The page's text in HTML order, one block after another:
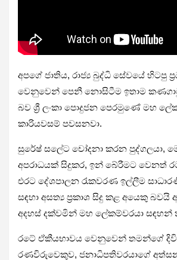
අපගේ ජාතිය, රාජ්‍ය බුද්ධි සේවයේ හිටපු
වෙනුවෙන් පෙනී නොසිටීම ඉතාම
බව ශ්‍රී ලංකා පොදුජන පෙරමුණේ මහ
කාරියවසම් පවසනවා.
සුරේෂ් සලේට චෝදනා කරන පුද්ගලයා,
අපරාධයක් සිදුකර, ඉන් බේරීමට වෙනත්
එරට දේශපාලන රැකවරණ ඉල්ලීම
සඳහා අසත්‍ය ප්‍රකාශ සිදු කළ අයෙකු බවයි
අදහස් දක්වමින් මහ ලේකම්වරයා සඳහන්
රටේ ඒකීයභාවය වෙනුවෙන් තමන්ගේ දිවි
රණවිරුවෙකුව, ජනාධිපතිවරයාගේ